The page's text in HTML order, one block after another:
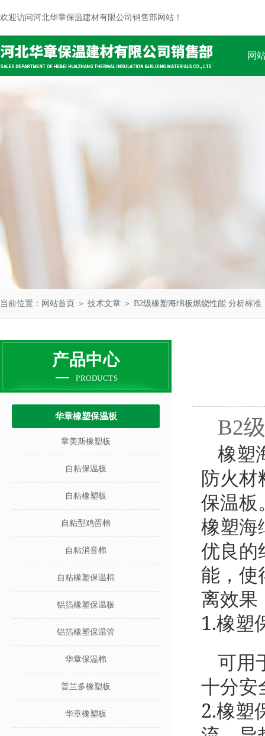
欢迎访问河北华章保温建材有限公司销售部网站！
网
当前位置： 网站首页 ＞ 技术文章 ＞ B2级橡塑海绵板燃烧性能 分析标准
产品中心
PRODUCTS
华章橡塑保温板
章美斯橡塑板
自粘保温板
自粘橡塑板
自粘型鸡蛋棉
自粘消音棉
自粘橡塑保温棉
铝箔橡塑保温板
铝箔橡塑保温管
华章保温棉
普兰多橡塑板
华章橡塑板
B2
橡塑
防火材
保温板
橡塑海
优良的
能，使
离效果
1.橡塑
可用
十分安
2.橡塑